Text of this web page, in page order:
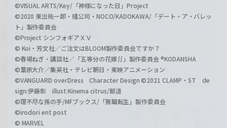
©VISUAL ARTS/Key/「神様になった日」Project
©2020 東出祐一郎・橘公司・NOCO/KADOKAWA/「デート・ア・バレッ
ト」製作委員会
©Project シンフォギアＸＶ
© Koi・芳文社／ご注文はBLOOM製作委員会ですか？
©春場ねぎ・講談社／「五等分の花嫁∬」製作委員会 ®KODANSHA
©葦原大介／集英社・テレビ朝日・東映アニメーション
©VANGUARD overDress Character Design ©2021 CLAMP・ST de
sign:伊藤彰 illust:Kinema citrus/獣道
©理不尽な孫の手/MFブックス/「無職転生」製作委員会
©irodori ent post
© MARVEL